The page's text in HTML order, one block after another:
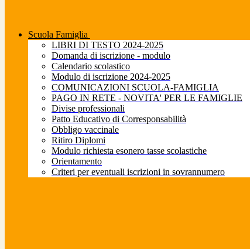
Scuola Famiglia
LIBRI DI TESTO 2024-2025
Domanda di iscrizione - modulo
Calendario scolastico
Modulo di iscrizione 2024-2025
COMUNICAZIONI SCUOLA-FAMIGLIA
PAGO IN RETE - NOVITA' PER LE FAMIGLIE
Divise professionali
Patto Educativo di Corresponsabilità
Obbligo vaccinale
Ritiro Diplomi
Modulo richiesta esonero tasse scolastiche
Orientamento
Criteri per eventuali iscrizioni in sovrannumero